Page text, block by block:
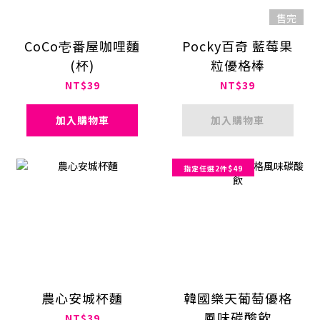
CoCo壱番屋咖哩麵
(杯)
NT$39
加入購物車
售完
Pocky百奇 藍莓果
粒優格棒
NT$39
加入購物車
農心安城杯麵
指定任選2件$49
韓國樂天葡萄優格